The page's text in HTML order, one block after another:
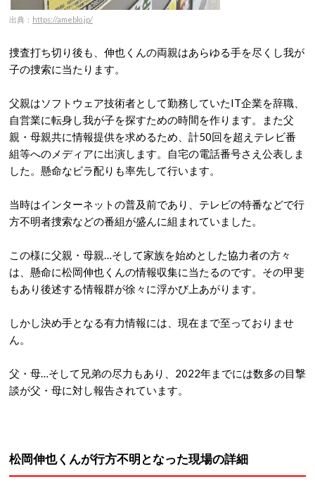
出典： https://ameblo.jp/
捜査打ち切り後も、伸也くんの両親はあらゆる手を尽くし我が
子の捜索に当たります。
父親はソフトウェア技術者として勤務していたIT企業を辞職、
自営業に転身し我が子を探すための時間を作ります。また父
親・母親共に情報提供を求めるため、計50回を超えテレビ番
組等へのメディアに出演します。自宅の電話番号さえ公表しま
した。懸命なビラ配りも率先して行います。
当時はインターネットの普及前であり、テレビの特番などで行
方不明者捜索などの番組が盛んに組まれていました。
この様に父親・母親…そして家族を始めとした協力者の方々
は、懸命に松岡伸也くんの情報収集に当たるのです。その甲斐
もあり後述する情報群が徐々に浮かび上あがります。
しかし決め手となる有力情報には、現在まで至っておりませ
ん。
父・母…そして兄弟の尽力もあり、2022年までには数多の目撃
談が父・母に対し報告されています。
松岡伸也くんが行方不明となった現場の詳細